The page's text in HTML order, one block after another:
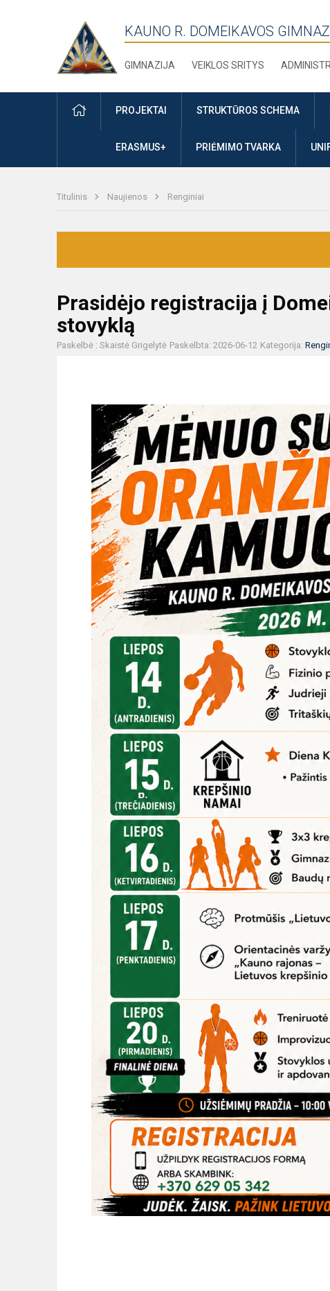
KAUNO R. DOMEIKAVOS
GIMNAZIJA VEIKLOS SRITYS
PRADŽIAPROJEKTAI STRUKTŪROS SCHEMA
ERASMUS+ PRIĖMIMO TVARKA
Titulinis Naujienos Renginiai
Prasidėjo registracija į
stovyklą
Paskelbė : Skaistė Grigelytė Paskelbta: 2026-06-12 Kategorija: